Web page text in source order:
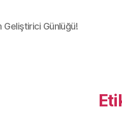
Geliştirici Günlüğü!